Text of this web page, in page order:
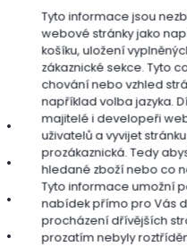
Tyto informace jsou
webové stránky jako
košíku, uložení
zákaznické sekce. Tyto
chování nebo vzhled
například volba jazyka.
majitelé i developeři
uživatelů a vyvijet
prozákaznická. Tedy
hledané zboží nebo co
Tyto informace umožní
nabídek přímo pro Vás
procházení dřívějších
prozatím nebyly
rodinné
republice a proto skvěle
Výhody travního koberce:
schopný plné zátěže během 2 –
jistější (sucho, záplavy,
bez chorob, dvouděložných
možnost pokládky během